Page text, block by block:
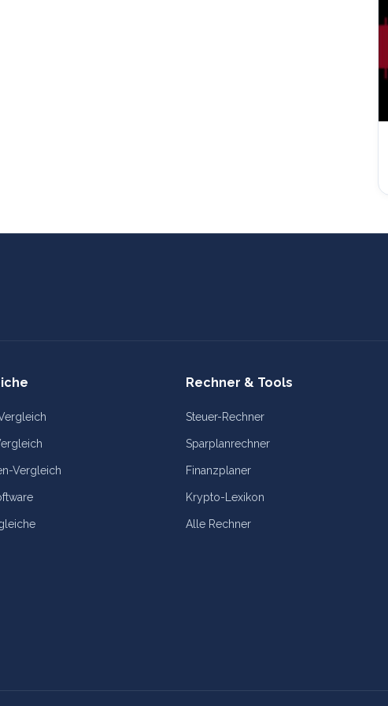
Vergleich
Rechner & Tools
Steuer-Rechner
Sparplanrechner
Finanzplaner
Krypto-Lexikon
Alle Rechner